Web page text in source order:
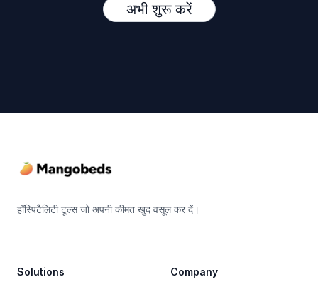
अभी शुरू करें
हॉस्पिटैलिटी टूल्स जो अपनी कीमत खुद वसूल कर दें।
Solutions Company